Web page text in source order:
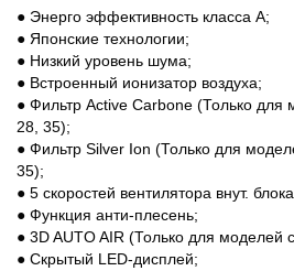
● Энерго эффективность класса А;
● Японские технологии;
● Низкий уровень шума;
● Встроенный ионизатор воздуха;
● Фильтр Active Carbone (Только для
28, 35);
● Фильтр Silver Ion (Только для
35);
● 5 скоростей вентилятора внут.
● Функция анти-плесень;
● 3D AUTO AIR (Только для моделей
● Скрытый LED-дисплей;